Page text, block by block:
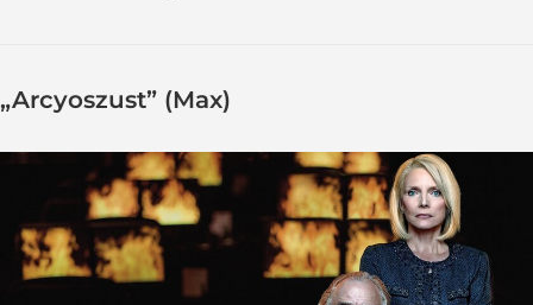
„Arcyoszust” (Max)